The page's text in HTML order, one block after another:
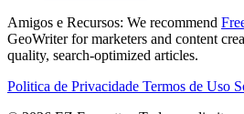
Amigos e Recursos: We recommend
GeoWriter for marketers and content
quality, search-optimized articles.
Politica de Privacidade Termos de Uso